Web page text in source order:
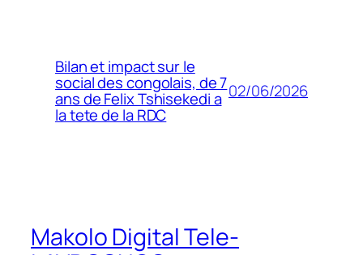
Bilan et impact sur le
social des congolais, de 7
ans de Felix Tshisekedi a
la tete de la RDC
02/06/2026
Makolo Digital Tele-